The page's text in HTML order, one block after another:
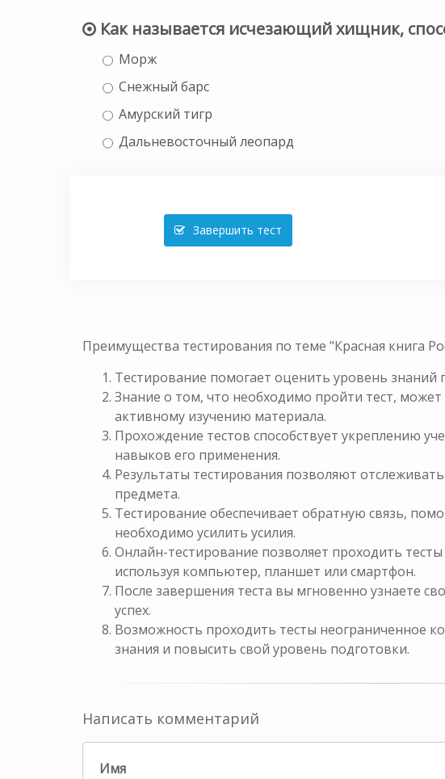
Как называется исчезающий хищник,
Морж
Снежный барс
Амурский тигр
Дальневосточный леопард
Завершить тест
Преимущества тестирования по теме "Красная книга
Тестирование помогает оценить уровень
Знание о том, что необходимо пройти тест,
активному изучению материала.
Прохождение тестов способствует укреплению
навыков его применения.
Результаты тестирования позволяют
предмета.
Тестирование обеспечивает обратную связь,
необходимо усилить усилия.
Онлайн-тестирование позволяет проходить
используя компьютер, планшет или смартфон.
После завершения теста вы мгновенно узнаете
успех.
Возможность проходить тесты неограниченное
знания и повысить свой уровень подготовки.
Написать комментарий
Имя